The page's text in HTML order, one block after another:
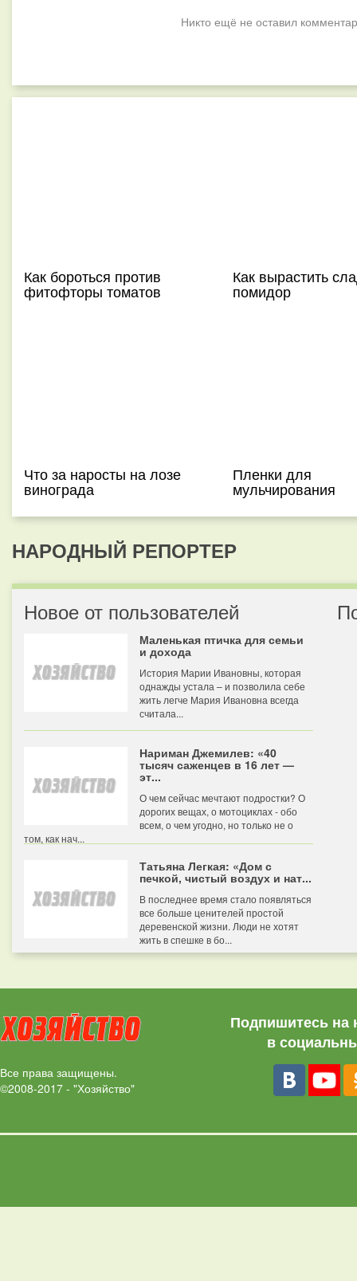
Никто ещё не оставил
Как бороться против
фитофторы томатов
Как вырастить
помидор
Что за наросты на лозе
винограда
Пленки для
мульчирования
НАРОДНЫЙ РЕПОРТЕР
Новое от пользователей
Маленькая птичка для семьи
и дохода
История Марии Ивановны, которая
однажды устала – и позволила себе
жить легче Мария Ивановна всегда
считала...
Нариман Джемилев: «40
тысяч саженцев в 16 лет —
эт...
О чем сейчас мечтают подростки? О
дорогих вещах, о мотоциклах - обо
всем, о чем угодно, но только не о
том, как нач...
Татьяна Легкая: «Дом с
печкой, чистый воздух и нат...
В последнее время стало появляться
все больше ценителей простой
деревенской жизни. Люди не хотят
жить в спешке в бо...
Все права защищены.
©2008-2017 - "Хозяйство"
Подпишитесь на
в